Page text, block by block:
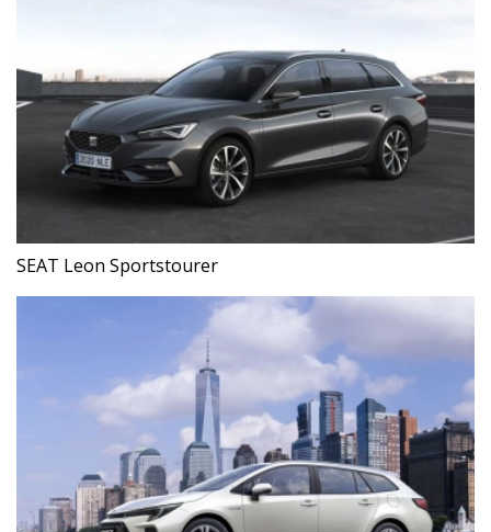
SEAT Leon Sportstourer